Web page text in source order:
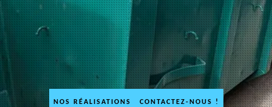
NOS RÉALISATIONS CONTACTEZ-NOUS !